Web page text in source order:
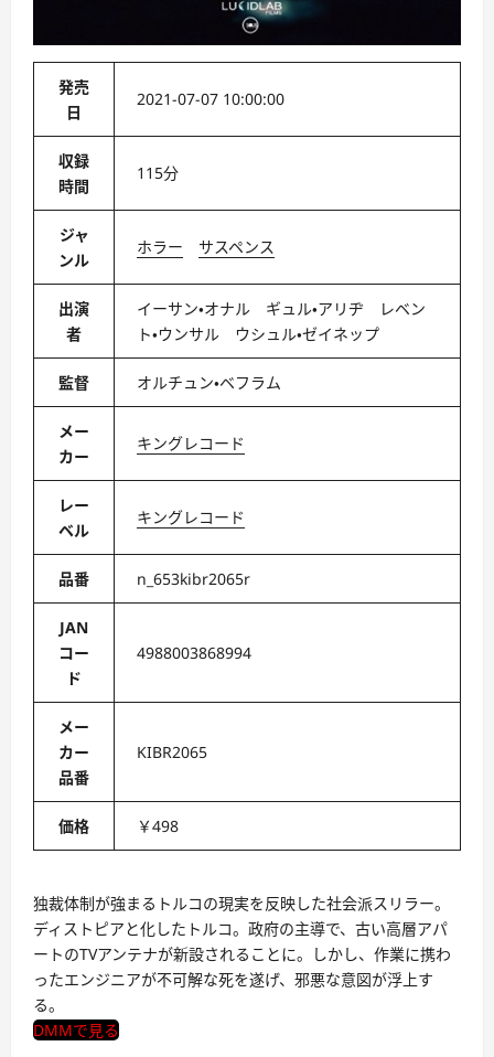
発売
日
2021-07-07 10:00:00
収録
時間
115分
ジャ
ンル
ホラー サスペンス
出演
者
イーサン・オナル ギュル・アリヂ レベン
ト・ウンサル ウシュル・ゼイネップ
監督 オルチュン・ベフラム
メー
カー
キングレコード
レー
ベル
キングレコード
品番 n_653kibr2065r
JAN
コー
ド
4988003868994
メー
カー
品番
KIBR2065
価格 ￥498
独裁体制が強まるトルコの現実を反映した社会派スリラー。
ディストピアと化したトルコ。政府の主導で、古い高層アパ
ートのTVアンテナが新設されることに。しかし、作業に携わ
ったエンジニアが不可解な死を遂げ、邪悪な意図が浮上す
る。
DMMで見る